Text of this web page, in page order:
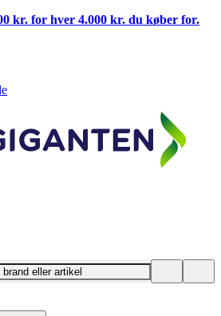
kr. for hver 4.000 kr. du køber for.